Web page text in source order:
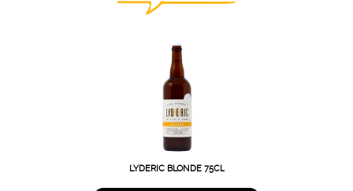
LYDERIC BLONDE 75CL